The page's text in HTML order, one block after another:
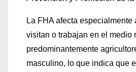
La FHA afecta especialmente
visitan o trabajan en el medio
predominantemente
masculino, lo que indica que